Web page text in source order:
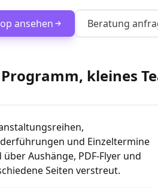
ansehen Beratung
kleines
und Einzeltermine
über Aushänge, PDF-Flyer und
Seiten verstreut.